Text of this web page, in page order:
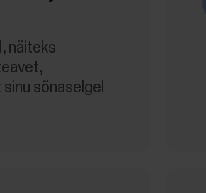
näiteks
sõnaselgel